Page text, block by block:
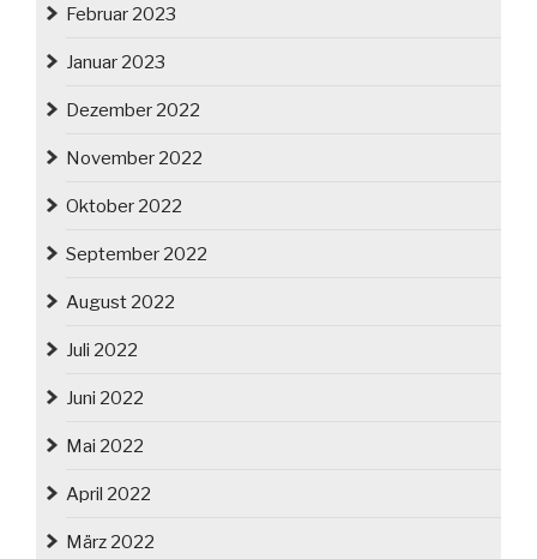
Februar 2023
Januar 2023
Dezember 2022
November 2022
Oktober 2022
September 2022
August 2022
Juli 2022
Juni 2022
Mai 2022
April 2022
März 2022